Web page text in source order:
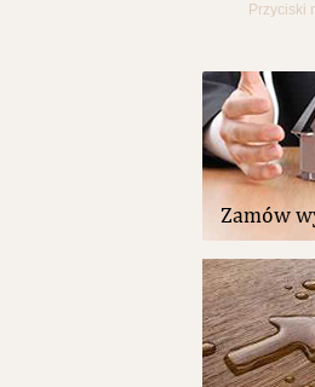
Przyciski
Zamów